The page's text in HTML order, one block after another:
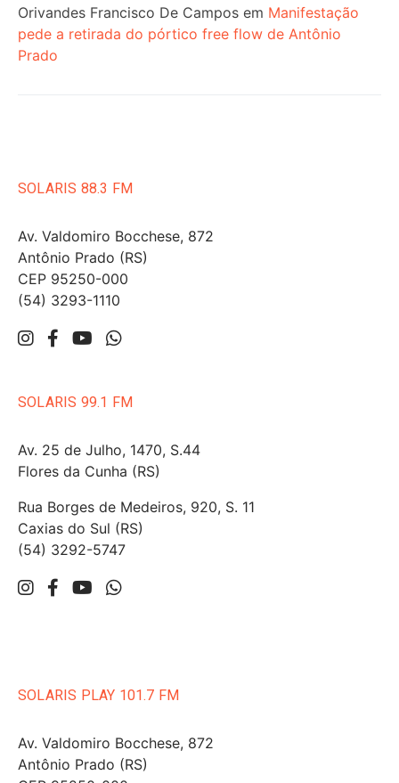
Orivandes Francisco De Campos em Manifestação
pede a retirada do pórtico free flow de Antônio
Prado
SOLARIS 88.3 FM
Av. Valdomiro Bocchese, 872
Antônio Prado (RS)
CEP 95250-000
(54) 3293-1110
SOLARIS 99.1 FM
Av. 25 de Julho, 1470, S.44
Flores da Cunha (RS)
Rua Borges de Medeiros, 920, S. 11
Caxias do Sul (RS)
(54) 3292-5747
SOLARIS PLAY 101.7 FM
Av. Valdomiro Bocchese, 872
Antônio Prado (RS)